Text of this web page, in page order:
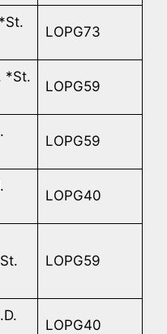
LOPG73
*St.
LOPG59
LOPG59
LOPG40
LOPG59
LOPG40